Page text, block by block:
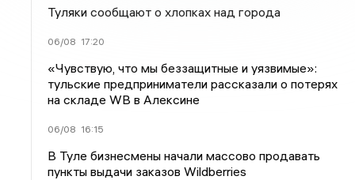
Туляки сообщают о хлопках над города
06/08 17:20
«Чувствую, что мы беззащитные и уязвимые»:
тульские предприниматели рассказали о потерях
на складе WB в Алексине
06/08 16:15
В Туле бизнесмены начали массово продавать
пункты выдачи заказов Wildberries